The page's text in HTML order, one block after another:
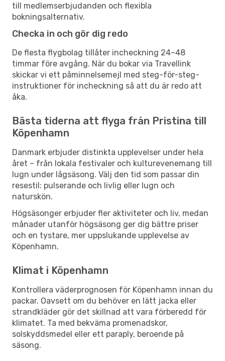
till medlemserbjudanden och flexibla
bokningsalternativ.
Checka in och gör dig redo
De flesta flygbolag tillåter incheckning 24–48
timmar före avgång. När du bokar via Travellink
skickar vi ett påminnelsemejl med steg-för-steg-
instruktioner för incheckning så att du är redo att
åka.
Bästa tiderna att flyga från Pristina till
Köpenhamn
Danmark erbjuder distinkta upplevelser under hela
året – från lokala festivaler och kulturevenemang till
lugn under lågsäsong. Välj den tid som passar din
resestil: pulserande och livlig eller lugn och
naturskön.
Högsäsonger erbjuder fler aktiviteter och liv, medan
månader utanför högsäsong ger dig bättre priser
och en tystare, mer uppslukande upplevelse av
Köpenhamn.
Klimat i Köpenhamn
Kontrollera väderprognosen för Köpenhamn innan du
packar. Oavsett om du behöver en lätt jacka eller
strandkläder gör det skillnad att vara förberedd för
klimatet. Ta med bekväma promenadskor,
solskyddsmedel eller ett paraply, beroende på
säsong.